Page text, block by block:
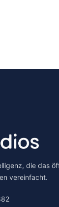
die das
vereinfacht.